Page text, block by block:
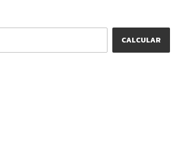
CALCULAR